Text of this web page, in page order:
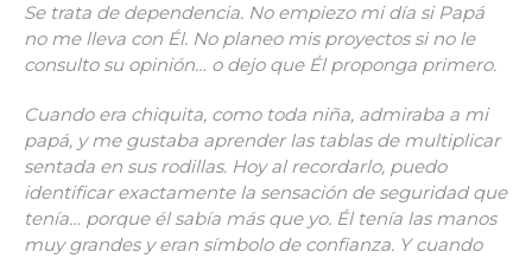
Se trata de dependencia. No empiezo mi día si Papá
no me lleva con Él. No planeo mis proyectos si no le
consulto su opinión… o dejo que Él proponga primero.
Cuando era chiquita, como toda niña, admiraba a mi
papá, y me gustaba aprender las tablas de multiplicar
sentada en sus rodillas. Hoy al recordarlo, puedo
identificar exactamente la sensación de seguridad que
tenía… porque él sabía más que yo. Él tenía las manos
muy grandes y eran símbolo de confianza. Y cuando